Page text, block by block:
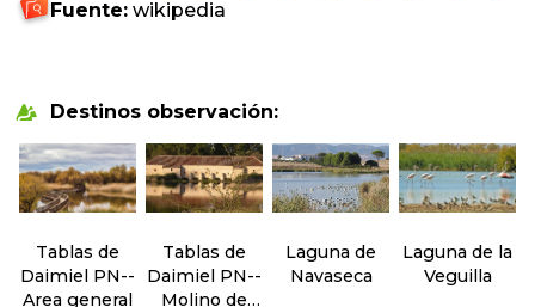
Fuente: wikipedia
Destinos observación:
Tablas de
Daimiel PN--
Area general
Tablas de
Daimiel PN--
Molino de
Laguna de
Navaseca
Laguna de la
Veguilla